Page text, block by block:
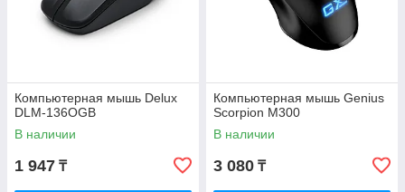
Компьютерная мышь Delux
DLM-136OGB
В наличии
1 947 ₸
Компьютерная мышь Genius
Scorpion M300
В наличии
3 080 ₸